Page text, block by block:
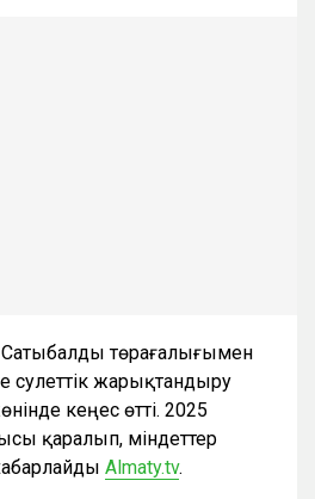
Сатыбалды төрағалығымен
сәулеттік жарықтандыру
кеңес өтті. 2025
қаралып, міндеттер
Аlmaty.tv.